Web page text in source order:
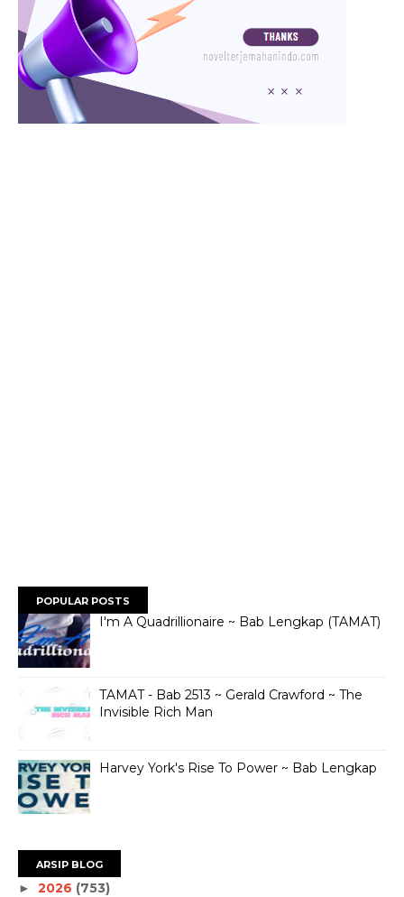
POPULAR POSTS
I'm A Quadrillionaire ~ Bab Lengkap (TAMAT)
TAMAT - Bab 2513 ~ Gerald Crawford ~ The
Invisible Rich Man
Harvey York's Rise To Power ~ Bab Lengkap
ARSIP BLOG
► 2026 (753)